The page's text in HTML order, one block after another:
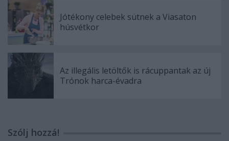
Jótékony celebek sütnek a Viasaton
húsvétkor
Az illegális letöltők is rácuppantak az új
Trónok harca-évadra
Szólj hozzá!